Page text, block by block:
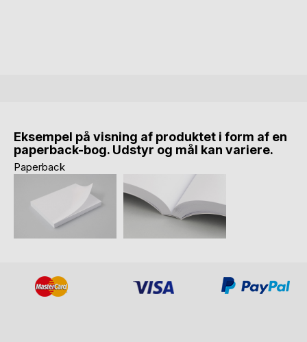
Eksempel på visning af produktet i form af en
paperback-bog. Udstyr og mål kan variere.
Paperback